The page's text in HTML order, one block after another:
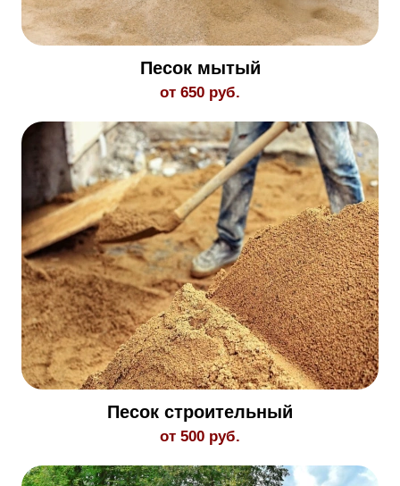
Песок мытый
от 650 руб.
Песок строительный
от 500 руб.